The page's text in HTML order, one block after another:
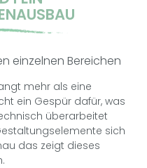
einzelnen Bereichen
mehr als eine
ein Gespür dafür, was
überarbeitet
sich
das zeigt dieses